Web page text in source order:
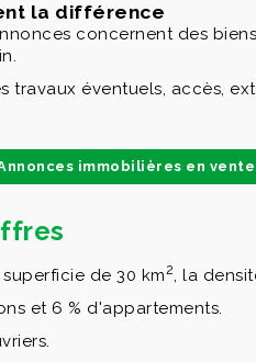
la différence
concernent des
éventuels, accès,
immobilières en vente
de 30 km2, la
et 6 % d'appartements.